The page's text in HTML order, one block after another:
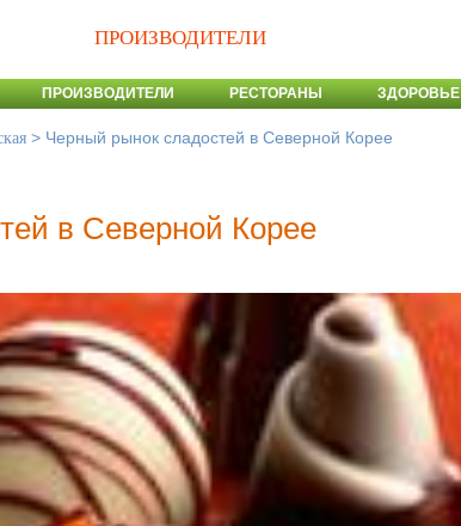
ПРОИЗВОДИТЕЛИ
ПРОИЗВОДИТЕЛИ РЕСТОРАНЫ ЗДОРОВЬЕ
> Черный рынок сладостей в Северной Корее
в Северной Корее